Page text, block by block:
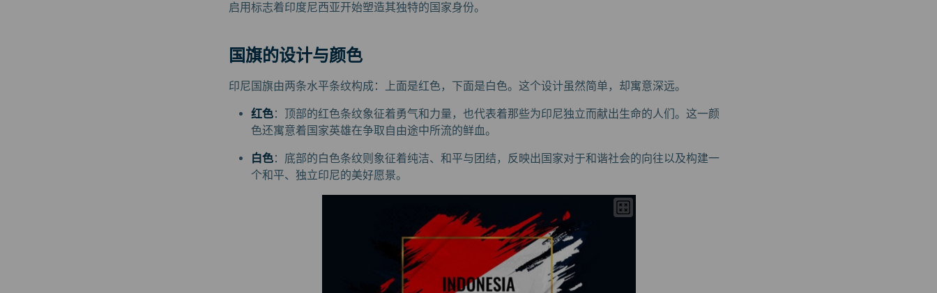
启用标志着印度尼西亚开始塑造其独特的国家身份。
国旗的设计与颜色
印尼国旗由两条水平条纹构成：上面是红色，下面是白色。这个设计虽然简单，却寓意深远。
红色：顶部的红色条纹象征着勇气和力量，也代表着那些为印尼独立而献出生命的人们。这一颜
色还寓意着国家英雄在争取自由途中所流的鲜血。
白色：底部的白色条纹则象征着纯洁、和平与团结，反映出国家对于和谐社会的向往以及构建一
个和平、独立印尼的美好愿景。